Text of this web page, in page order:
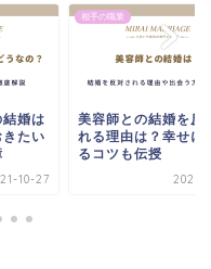
相手の職業
美容師との結婚を反対さ
れる理由は？幸せになれ
るコツも伝授